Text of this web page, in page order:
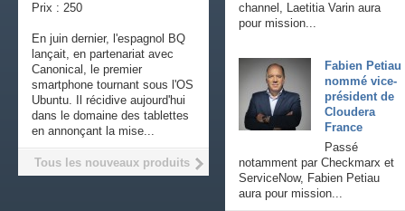
channel, Laetitia Varin aura
pour mission...
Fabien Petiau
nommé vice-
président de
Cloudera
France
Passé
notamment par Checkmarx et
ServiceNow, Fabien Petiau
aura pour mission...
Prix : 250
En juin dernier, l'espagnol BQ
lançait, en partenariat avec
Canonical, le premier
smartphone tournant sous l'OS
Ubuntu. Il récidive aujourd'hui
dans le domaine des tablettes
en annonçant la mise...
Tous les nouveaux produits